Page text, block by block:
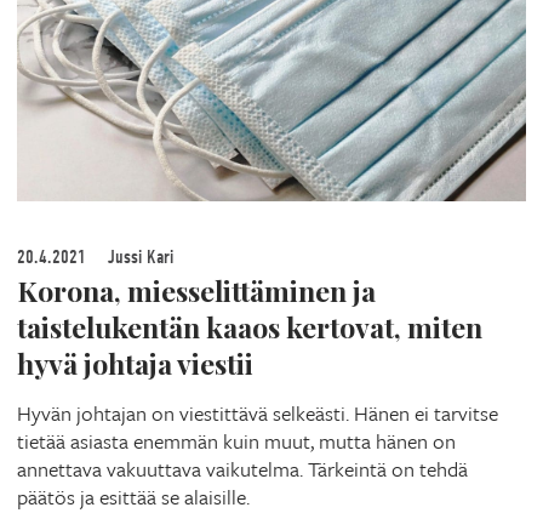
20.4.2021 Jussi Kari
Korona, miesselittäminen ja
taistelukentän kaaos kertovat, miten
hyvä johtaja viestii
Hyvän johtajan on viestittävä selkeästi. Hänen ei tarvitse
tietää asiasta enemmän kuin muut, mutta hänen on
annettava vakuuttava vaikutelma. Tärkeintä on tehdä
päätös ja esittää se alaisille.